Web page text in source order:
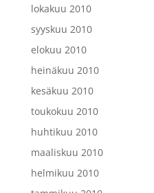
lokakuu 2010
syyskuu 2010
elokuu 2010
heinäkuu 2010
kesäkuu 2010
toukokuu 2010
huhtikuu 2010
maaliskuu 2010
helmikuu 2010